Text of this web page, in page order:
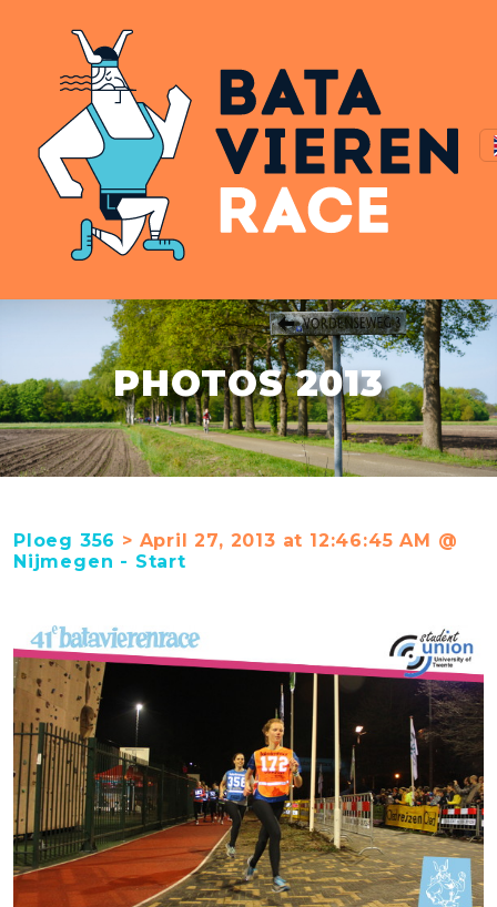
PHOTOS 2013
Ploeg 356 > April 27, 2013 at 12:46:45 AM @
Nijmegen - Start